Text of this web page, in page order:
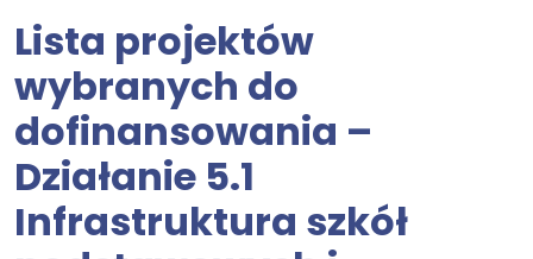
Lista projektów
wybranych do
dofinansowania –
Działanie 5.1
Infrastruktura szkół